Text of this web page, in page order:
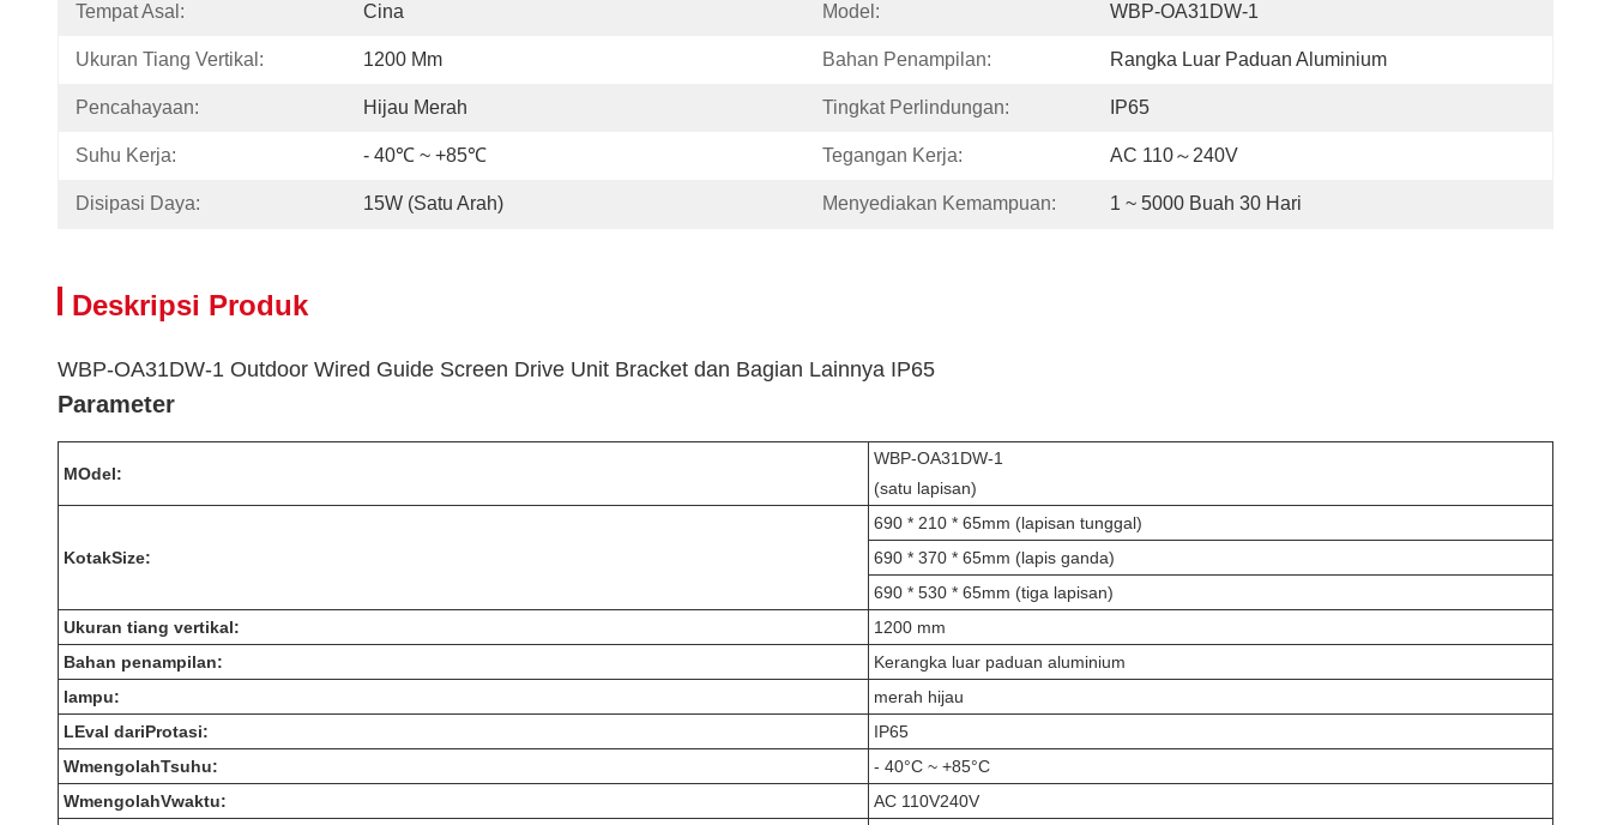
Tempat Asal: Cina Model: WBP-OA31DW-1
Ukuran Tiang Vertikal: 1200 Mm Bahan Penampilan: Rangka Luar Paduan Aluminium
Pencahayaan: Hijau Merah Tingkat Perlindungan: IP65
Suhu Kerja: - 40℃ ~ +85℃ Tegangan Kerja: AC 110～240V
Disipasi Daya: 15W (satu Arah) Menyediakan Kemampuan: 1 ~ 5000 Buah 30 Hari
Deskripsi Produk
WBP-OA31DW-1 Outdoor Wired Guide Screen Drive Unit Bracket dan Bagian Lainnya IP65
Parameter
MOdel:
WBP-OA31DW-1
(satu lapisan)
KotakSize:
690 * 210 * 65mm (lapisan tunggal)
690 * 370 * 65mm (lapis ganda)
690 * 530 * 65mm (tiga lapisan)
Ukuran tiang vertikal:
1200 mm
Bahan penampilan:
Kerangka luar paduan aluminium
lampu:
merah hijau
LEval dariProtasi:
IP65
WmengolahTsuhu:
- 40°C ~ +85°C
WmengolahVwaktu:
AC 110V240V